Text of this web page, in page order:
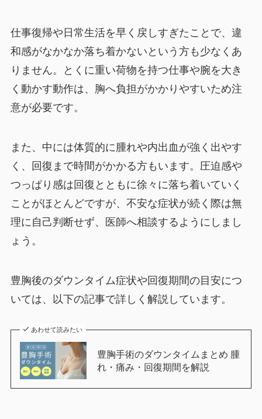
仕事復帰や日常生活を早く戻しすぎたことで、違
和感がなかなか落ち着かないという方も少なくあ
りません。とくに重い荷物を持つ仕事や腕を大き
く動かす動作は、胸へ負担がかかりやすいため注
意が必要です。
また、中には体質的に腫れや内出血が強く出やす
く、回復まで時間がかかる方もいます。圧迫感や
つっぱり感は回復とともに徐々に落ち着いていく
ことがほとんどですが、不安な症状が続く際は無
理に自己判断せず、医師へ相談するようにしまし
ょう。
豊胸後のダウンタイム症状や回復期間の目安につ
いては、以下の記事で詳しく解説しています。
あわせて読みたい
豊胸手術のダウンタイムまとめ 腫
れ・痛み・回復期間を解説